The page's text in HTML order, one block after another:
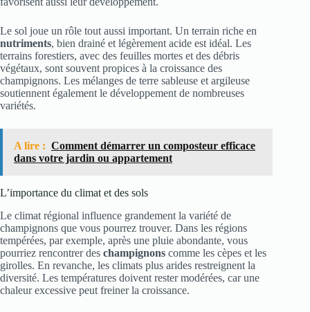
Le sol joue un rôle tout aussi important. Un terrain riche en
nutriments, bien drainé et légèrement acide est idéal. Les
terrains forestiers, avec des feuilles mortes et des débris
végétaux, sont souvent propices à la croissance des
champignons. Les mélanges de terre sableuse et argileuse
soutiennent également le développement de nombreuses
variétés.
A lire : Comment démarrer un composteur efficace
dans votre jardin ou appartement
L’importance du climat et des sols
Le climat régional influence grandement la variété de
champignons que vous pourrez trouver. Dans les régions
tempérées, par exemple, après une pluie abondante, vous
pourriez rencontrer des champignons comme les cèpes et les
girolles. En revanche, les climats plus arides restreignent la
diversité. Les températures doivent rester modérées, car une
chaleur excessive peut freiner la croissance.